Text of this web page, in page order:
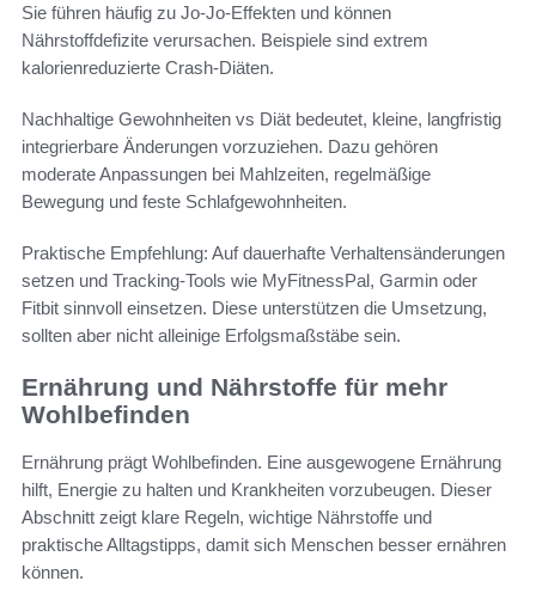
Sie führen häufig zu Jo-Jo-Effekten und können
Nährstoffdefizite verursachen. Beispiele sind extrem
kalorienreduzierte Crash-Diäten.
Nachhaltige Gewohnheiten vs Diät bedeutet, kleine, langfristig
integrierbare Änderungen vorzuziehen. Dazu gehören
moderate Anpassungen bei Mahlzeiten, regelmäßige
Bewegung und feste Schlafgewohnheiten.
Praktische Empfehlung: Auf dauerhafte Verhaltensänderungen
setzen und Tracking-Tools wie MyFitnessPal, Garmin oder
Fitbit sinnvoll einsetzen. Diese unterstützen die Umsetzung,
sollten aber nicht alleinige Erfolgsmaßstäbe sein.
Ernährung und Nährstoffe für mehr
Wohlbefinden
Ernährung prägt Wohlbefinden. Eine ausgewogene Ernährung
hilft, Energie zu halten und Krankheiten vorzubeugen. Dieser
Abschnitt zeigt klare Regeln, wichtige Nährstoffe und
praktische Alltagstipps, damit sich Menschen besser ernähren
können.